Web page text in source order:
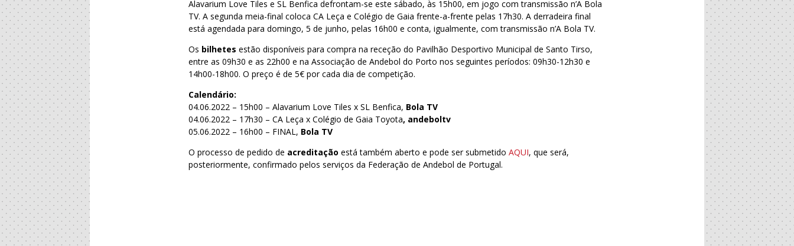
Alavarium Love Tiles e SL Benfica defrontam-se este sábado, às 15h00, em jogo com transmissão n’A Bola
TV. A segunda meia-final coloca CA Leça e Colégio de Gaia frente-a-frente pelas 17h30. A derradeira final
está agendada para domingo, 5 de junho, pelas 16h00 e conta, igualmente, com transmissão n’A Bola TV.
Os bilhetes estão disponíveis para compra na receção do Pavilhão Desportivo Municipal de Santo Tirso,
entre as 09h30 e as 22h00 e na Associação de Andebol do Porto nos seguintes períodos: 09h30-12h30 e
14h00-18h00. O preço é de 5€ por cada dia de competição.
Calendário:
04.06.2022 – 15h00 – Alavarium Love Tiles x SL Benfica, Bola TV
04.06.2022 – 17h30 – CA Leça x Colégio de Gaia Toyota, andeboltv
05.06.2022 – 16h00 – FINAL, Bola TV
O processo de pedido de acreditação está também aberto e pode ser submetidoAQUI, que será,
posteriormente, confirmado pelos serviços da Federação de Andebol de Portugal.